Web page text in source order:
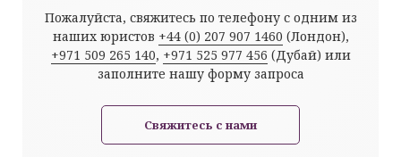
Пожалуйста, свяжитесь по телефону с одним из
наших юристов +44 (0) 207 907 1460 (Лондон),
+971 509 265 140, +971 525 977 456 (Дубай) или
заполните нашу форму запроса
Свяжитесь с нами